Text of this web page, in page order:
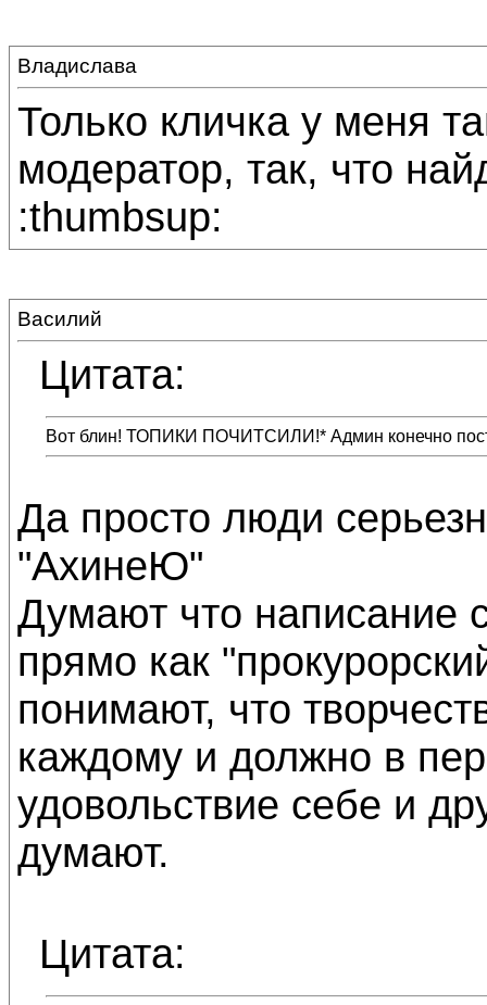
Владислава
Только кличка у меня
модератор, так, что
:thumbsup:
Василий
Цитата:
Вот блин! ТОПИКИ ПОЧИТСИЛИ!* Админ конечно
Да просто люди
"АхинеЮ"
Думают что написание
прямо как
понимают, что
каждому и должно в
удовольствие себе и
думают.
Цитата: